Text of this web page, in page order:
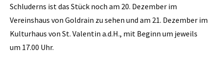
Schluderns ist das Stück noch am 20. Dezember im
Vereinshaus von Goldrain zu sehen und am 21. Dezember im
Kulturhaus von St. Valentin a.d.H., mit Beginn um jeweils
um 17.00 Uhr.